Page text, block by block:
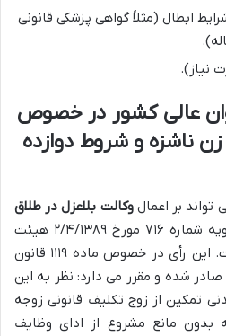
ابطال (مثلاً گواهی پزشکی قانونی
نیاز).
عالی کشور در خصوص
ناشزه و شروط دوازده
بر اعمالوکالت بلاعزل در طلاق
تاثیرگذار باشد، رأی وحدت رویه شماره ۷۱۶ مورخ ۲/۴/۱۳۸۹ هیئت
عمومی دیوان عالی کشور است. این رأی در خصوص ماده ۱۱۱۹ قانون
شده و مقرر می دارد: نظر به این
۱۱۰۸ قانون مدنی تمکین از زوج تکلیف قانونی زوجه
بدون مانع مشروع از ادای وظایف